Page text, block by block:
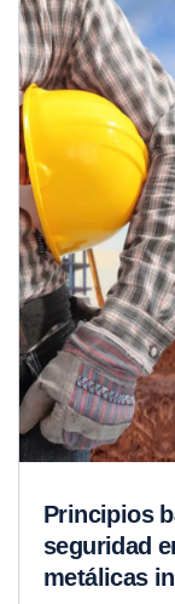
Principios
seguridad
metálicas